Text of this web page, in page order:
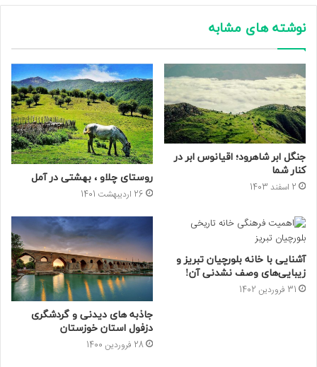
نوشته های مشابه
جنگل ابر شاهرود؛ اقیانوس ابر در
کنار شما
2 اسفند 1403
روستای چلاو ، بهشتی در آمل
26 اردیبهشت 1401
آشنایی با خانه بلورچیان تبریز و
زیبایی‌های وصف نشدنی آن!
31 فروردین 1402
جاذبه های دیدنی و گردشگری
دزفول استان خوزستان
28 فروردین 1400